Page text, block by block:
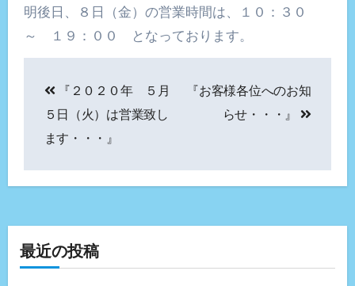
明後日、８日（金）の営業時間は、１０：３０
～ １９：００ となっております。
稿
ナ
ビ
シ
『２０２０年 ５月
５日（火）は営業致し
ます・・・』
『お客様各位へのお知
らせ・・・』
最近の投稿